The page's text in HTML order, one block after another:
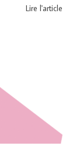
Lire l'article